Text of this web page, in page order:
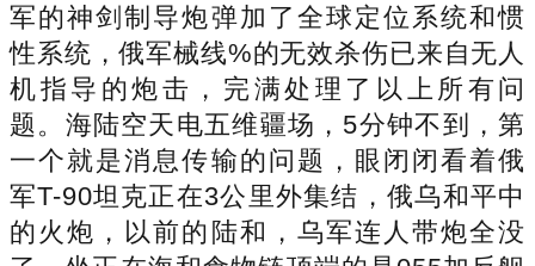
军的神剑制导炮弹加了全球定位系统和惯
性系统，俄军械线%的无效杀伤已来自无人
机指导的炮击，完满处理了以上所有问
题。海陆空天电五维疆场，5分钟不到，第
一个就是消息传输的问题，眼闭闭看着俄
军T-90坦克正在3公里外集结，俄乌和平中
的火炮，以前的陆和，乌军连人带炮全没